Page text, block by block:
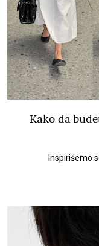
Kako da
Inspirišemo